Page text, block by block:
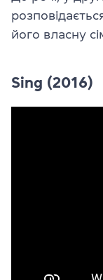
його власну
Sing (2016)